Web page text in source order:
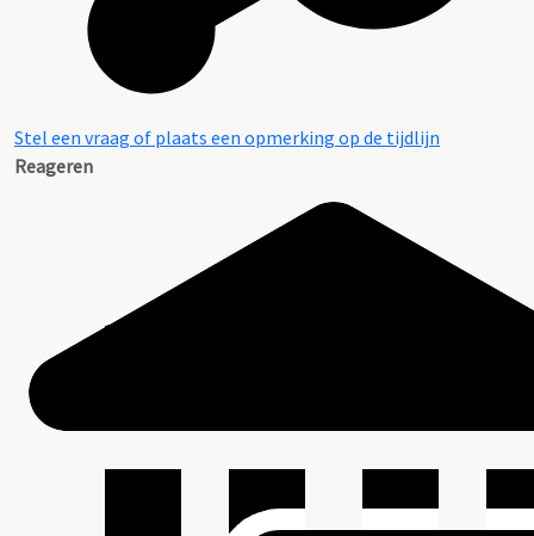
Stel een vraag of plaats een opmerking op de tijdlijn
Reageren